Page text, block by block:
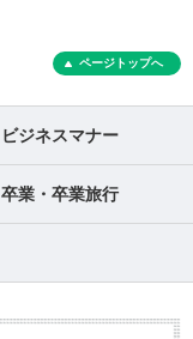
ページトップへ
ビジネスマナー
卒業・卒業旅行